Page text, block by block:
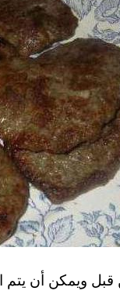
قبل ويمكن أن